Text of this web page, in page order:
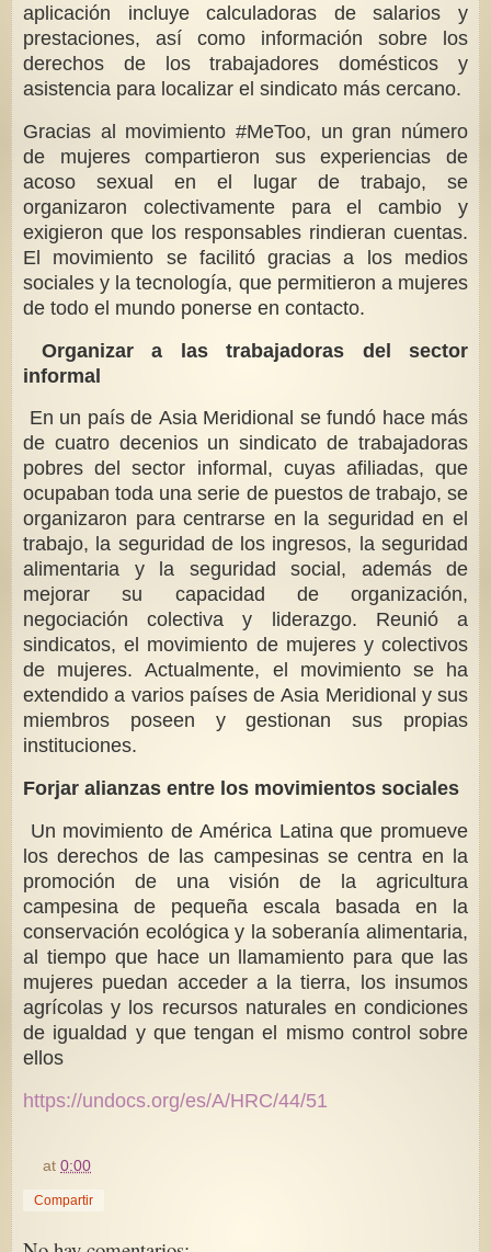
aplicación incluye calculadoras de salarios y
prestaciones, así como información sobre los
derechos de los trabajadores domésticos y
asistencia para localizar el sindicato más cercano.
Gracias al movimiento #MeToo, un gran número
de mujeres compartieron sus experiencias de
acoso sexual en el lugar de trabajo, se
organizaron colectivamente para el cambio y
exigieron que los responsables rindieran cuentas.
El movimiento se facilitó gracias a los medios
sociales y la tecnología, que permitieron a mujeres
de todo el mundo ponerse en contacto.
Organizar a las trabajadoras del sector
informal
En un país de Asia Meridional se fundó hace más
de cuatro decenios un sindicato de trabajadoras
pobres del sector informal, cuyas afiliadas, que
ocupaban toda una serie de puestos de trabajo, se
organizaron para centrarse en la seguridad en el
trabajo, la seguridad de los ingresos, la seguridad
alimentaria y la seguridad social, además de
mejorar su capacidad de organización,
negociación colectiva y liderazgo. Reunió a
sindicatos, el movimiento de mujeres y colectivos
de mujeres. Actualmente, el movimiento se ha
extendido a varios países de Asia Meridional y sus
miembros poseen y gestionan sus propias
instituciones.
Forjar alianzas entre los movimientos sociales
Un movimiento de América Latina que promueve
los derechos de las campesinas se centra en la
promoción de una visión de la agricultura
campesina de pequeña escala basada en la
conservación ecológica y la soberanía alimentaria,
al tiempo que hace un llamamiento para que las
mujeres puedan acceder a la tierra, los insumos
agrícolas y los recursos naturales en condiciones
de igualdad y que tengan el mismo control sobre
ellos
https://undocs.org/es/A/HRC/44/51
at0:00
Compartir